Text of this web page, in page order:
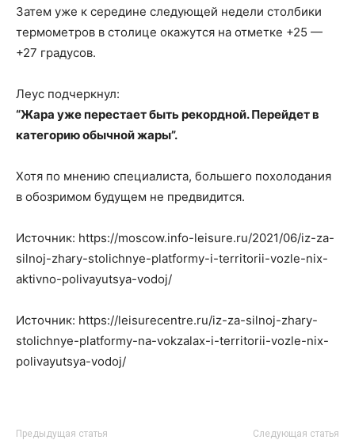
Затем уже к середине следующей недели столбики
термометров в столице окажутся на отметке +25 —
+27 градусов.
Леус подчеркнул:
“Жара уже перестает быть рекордной. Перейдет в
категорию обычной жары”.
Хотя по мнению специалиста, большего похолодания
в обозримом будущем не предвидится.
Источник: https://moscow.info-leisure.ru/2021/06/iz-za-
silnoj-zhary-stolichnye-platformy-i-territorii-vozle-nix-
aktivno-polivayutsya-vodoj/
Источник: https://leisurecentre.ru/iz-za-silnoj-zhary-
stolichnye-platformy-na-vokzalax-i-territorii-vozle-nix-
polivayutsya-vodoj/
Предыдущая статья Следующая статья